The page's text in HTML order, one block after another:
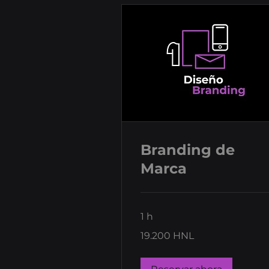
Branding de
Marca
1 h
lempiras
19.200 HNL